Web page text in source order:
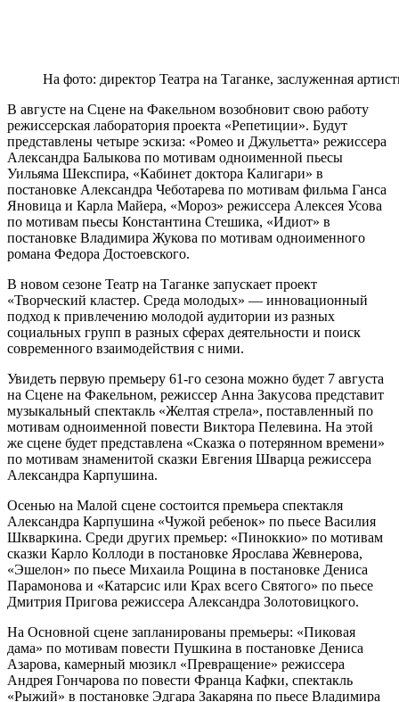
На фото: директор Театра на Таганке, заслуженная
В августе на Сцене на Факельном возобновит свою работу
режиссерская лаборатория проекта «Репетиции». Будут
представлены четыре эскиза: «Ромео и Джульетта» режиссера
Александра Балыкова по мотивам одноименной пьесы
Уильяма Шекспира, «Кабинет доктора Калигари» в
постановке Александра Чеботарева по мотивам фильма Ганса
Яновица и Карла Майера, «Мороз» режиссера Алексея Усова
по мотивам пьесы Константина Стешика, «Идиот» в
постановке Владимира Жукова по мотивам одноименного
романа Федора Достоевского.
В новом сезоне Театр на Таганке запускает проект
«Творческий кластер. Среда молодых» — инновационный
подход к привлечению молодой аудитории из разных
социальных групп в разных сферах деятельности и поиск
современного взаимодействия с ними.
Увидеть первую премьеру 61-го сезона можно будет 7 августа
на Сцене на Факельном, режиссер Анна Закусова представит
музыкальный спектакль «Желтая стрела», поставленный по
мотивам одноименной повести Виктора Пелевина. На этой
же сцене будет представлена «Сказка о потерянном времени»
по мотивам знаменитой сказки Евгения Шварца режиссера
Александра Карпушина.
Осенью на Малой сцене состоится премьера спектакля
Александра Карпушина «Чужой ребенок» по пьесе Василия
Шкваркина. Среди других премьер: «Пиноккио» по мотивам
сказки Карло Коллоди в постановке Ярослава Жевнерова,
«Эшелон» по пьесе Михаила Рощина в постановке Дениса
Парамонова и «Катарсис или Крах всего Святого» по пьесе
Дмитрия Пригова режиссера Александра Золотовицкого.
На Основной сцене запланированы премьеры: «Пиковая
дама» по мотивам повести Пушкина в постановке Дениса
Азарова, камерный мюзикл «Превращение» режиссера
Андрея Гончарова по повести Франца Кафки, спектакль
«Рыжий» в постановке Эдгара Закаряна по пьесе Владимира